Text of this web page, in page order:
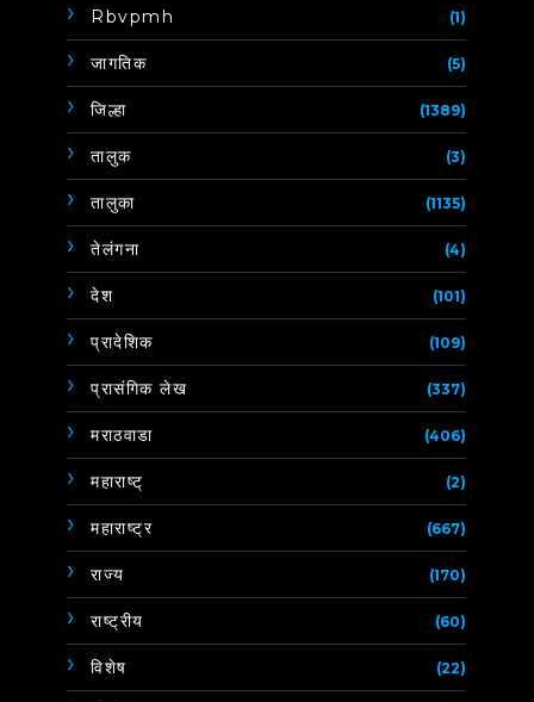
Rbvpmh (1)
जागतिक (5)
जिल्हा (1389)
तालुक (3)
तालुका (1135)
तेलंगना (4)
देश (101)
प्रादेशिक (109)
प्रासंगिक लेख (337)
मराठवाडा (406)
महाराष्ट् (2)
महाराष्ट्र (667)
राज्य (170)
राष्ट्रीय (60)
विशेष (22)